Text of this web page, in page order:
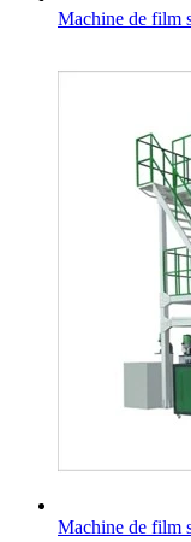
Machine de film
Machine de film